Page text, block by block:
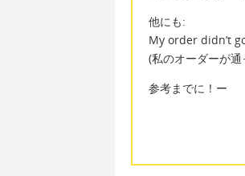
他にも:
My order didn’t
(私のオーダーが通
参考までに！ー